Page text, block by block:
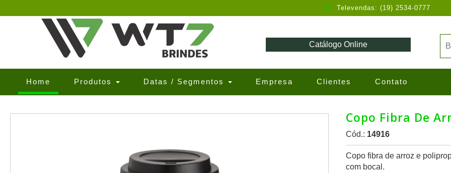
Televendas: (19) 2534-0777
Catálogo Online
Home (current)Produtos Datas / Segmentos Empresa Clientes Contato
Copo Fibra De
Cód.: 14916
Copo fibra de arroz e
com bocal.